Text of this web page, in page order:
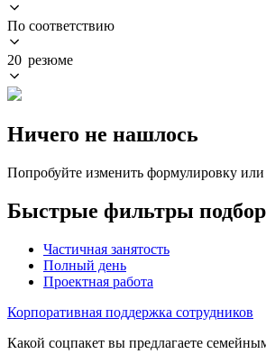
По соответствию
20 резюме
Ничего не нашлось
Попробуйте изменить формулировку
Быстрые фильтры
Частичная занятость
Полный день
Проектная работа
Корпоративная поддержка сотрудников
Какой соцпакет вы предлагаете